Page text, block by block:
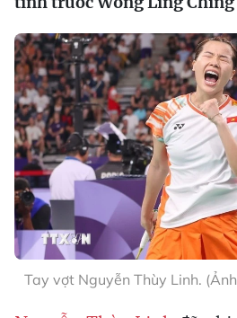
Tay vợt Nguyễn Thùy Linh.